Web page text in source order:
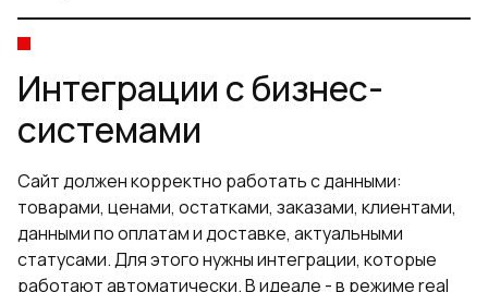
Интеграции с бизнес-
системами
Сайт должен корректно работать с данными:
товарами, ценами, остатками, заказами, клиентами,
данными по оплатам и доставке, актуальными
статусами. Для этого нужны интеграции, которые
работают автоматически. В идеале - в режиме real